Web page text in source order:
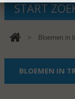
START
> Bloemen in
BLOEMEN IN